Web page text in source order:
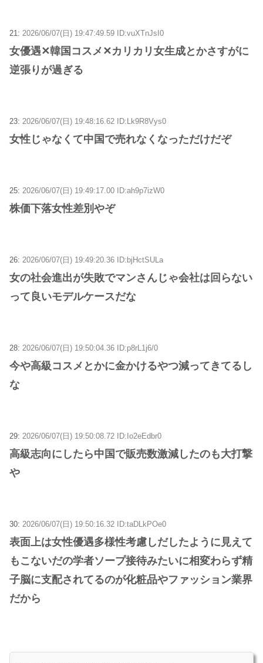
21: 2026/06/07(日) 19:47:49.59 ID:vuXTnJsI0
女優遇✕韓国コスメ✕カリカリ女生成とかさすがに
逆張りが過ぎる
23: 2026/06/07(日) 19:48:16.62 ID:Lk9R8Vys0
女性じゃなくて中国で売れなくなっただけだぞ
25: 2026/06/07(日) 19:49:17.00 ID:ah9p7izW0
株価下落女性差別やぞ
26: 2026/06/07(日) 19:49:20.36 ID:bjHctSULa
女の社会進出が失敗でマンさんじゃ会社は回らない
って良いモデルケースだな
28: 2026/06/07(日) 19:50:04.36 ID:p8rL1j6/0
今や高級コスメとかに金かけるやつ減ってきてるし
な
29: 2026/06/07(日) 19:50:08.72 ID:Io2eEdbr0
高級志向にしたら中国で販売数激減したのも大打撃
や
30: 2026/06/07(日) 19:50:16.32 ID:taDLkPOe0
表面上は女性優遇多様性考慮しだしたように見えて
もこないだの学者ソープ接待みたいに相変わらず精
子脳に支配されてるのが化粧品やファッション業界
だから